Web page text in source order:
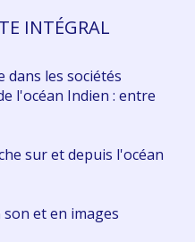
INTÉGRAL
dans les sociétés
l'océan Indien : entre
sur et depuis l'océan
et en images